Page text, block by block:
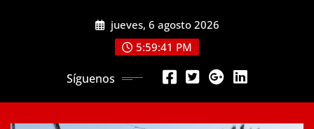
jueves, 6 agosto 2026
5:59:42 PM
Síguenos